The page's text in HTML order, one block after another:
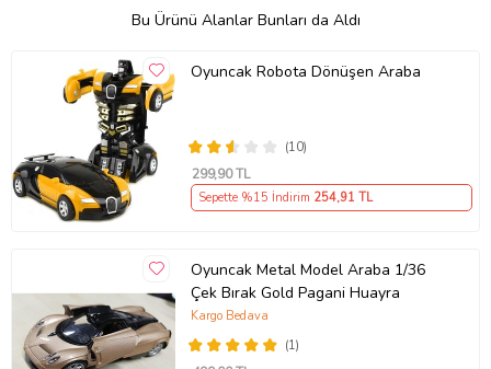
Bu Ürünü Alanlar Bunları da Aldı
Oyuncak Robota Dönüşen Araba
(10)
299,90 TL
Sepette %15 İndirim 254,91 TL
Oyuncak Metal Model Araba 1/36
Çek Bırak Gold Pagani Huayra
(1)
Kargo Bedava